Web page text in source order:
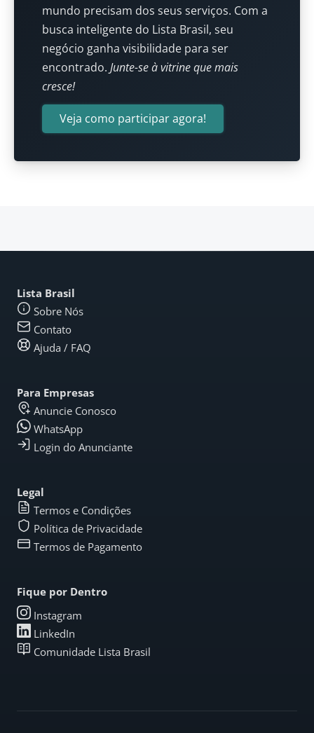
mundo precisam dos seus serviços. Com a
busca inteligente do Lista Brasil, seu
negócio ganha visibilidade para ser
encontrado. Junte-se à vitrine que mais
cresce!
Veja como participar agora!
Lista Brasil
Sobre Nós
Contato
Ajuda / FAQ
Para Empresas
Anuncie Conosco
WhatsApp
Login do Anunciante
Legal
Termos e Condições
Política de Privacidade
Termos de Pagamento
Fique por Dentro
Instagram
LinkedIn
Comunidade Lista Brasil